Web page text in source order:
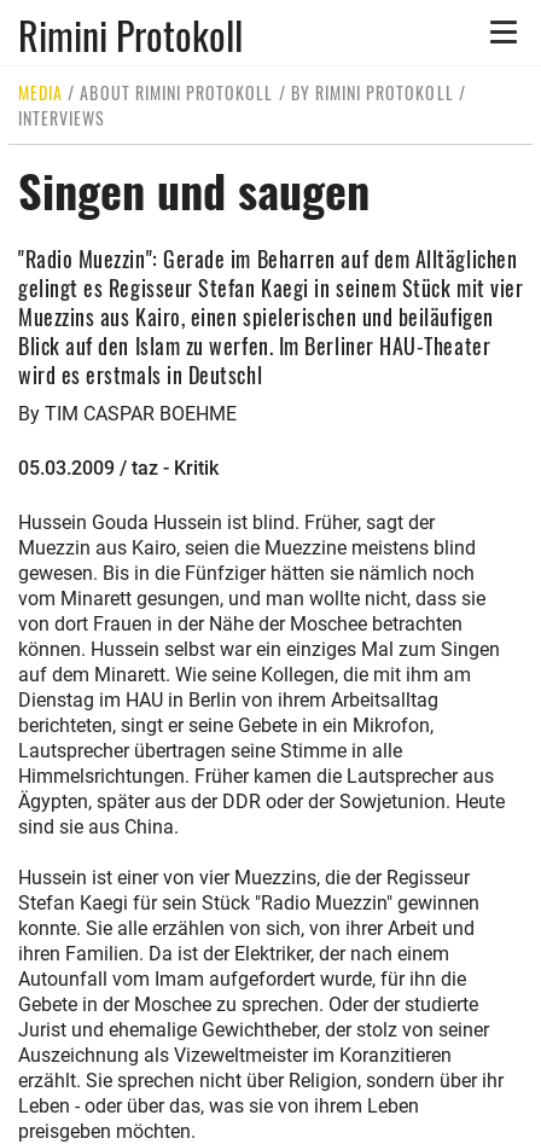
Toggle
Rimini Protokoll
MEDIA /ABOUT RIMINI PROTOKOLL / BY RIMINI PROTOKOLL /
INTERVIEWS
Singen und saugen
"Radio Muezzin": Gerade im Beharren auf dem Alltäglichen
gelingt es Regisseur Stefan Kaegi in seinem Stück mit vier
Muezzins aus Kairo, einen spielerischen und beiläufigen
Blick auf den Islam zu werfen. Im Berliner HAU-Theater
wird es erstmals in Deutschl
By TIM CASPAR BOEHME
05.03.2009 / taz - Kritik
Hussein Gouda Hussein ist blind. Früher, sagt der
Muezzin aus Kairo, seien die Muezzine meistens blind
gewesen. Bis in die Fünfziger hätten sie nämlich noch
vom Minarett gesungen, und man wollte nicht, dass sie
von dort Frauen in der Nähe der Moschee betrachten
können. Hussein selbst war ein einziges Mal zum Singen
auf dem Minarett. Wie seine Kollegen, die mit ihm am
Dienstag im HAU in Berlin von ihrem Arbeitsalltag
berichteten, singt er seine Gebete in ein Mikrofon,
Lautsprecher übertragen seine Stimme in alle
Himmelsrichtungen. Früher kamen die Lautsprecher aus
Ägypten, später aus der DDR oder der Sowjetunion. Heute
sind sie aus China.
Hussein ist einer von vier Muezzins, die der Regisseur
Stefan Kaegi für sein Stück "Radio Muezzin" gewinnen
konnte. Sie alle erzählen von sich, von ihrer Arbeit und
ihren Familien. Da ist der Elektriker, der nach einem
Autounfall vom Imam aufgefordert wurde, für ihn die
Gebete in der Moschee zu sprechen. Oder der studierte
Jurist und ehemalige Gewichtheber, der stolz von seiner
Auszeichnung als Vizeweltmeister im Koranzitieren
erzählt. Sie sprechen nicht über Religion, sondern über ihr
Leben - oder über das, was sie von ihrem Leben
preisgeben möchten.